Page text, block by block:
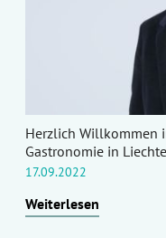
Herzlich Willkommen
Gastronomie in
17.09.2022
Weiterlesen